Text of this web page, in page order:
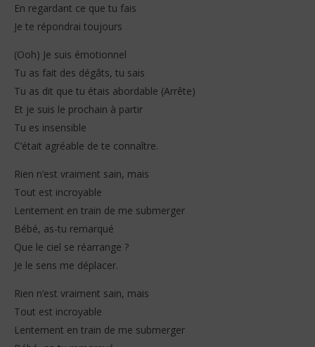
En regardant ce que tu fais
Je te répondrai toujours
(Ooh) Je suis émotionnel
Tu as fait des dégâts, tu sais
Tu as dit que tu étais abordable (Arrête)
Et je suis le prochain à partir
Tu es insensible
C’était agréable de te connaître.
Rien n’est vraiment sain, mais
Tout est incroyable
Lentement en train de me submerger
Bébé, as-tu remarqué
Que le ciel se réarrange ?
Je le sens me déplacer.
Rien n’est vraiment sain, mais
Tout est incroyable
Lentement en train de me submerger